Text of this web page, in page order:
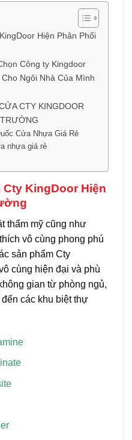
Hiện Phân Phối
Công ty Kingdoor
Ngôi Nhà Của Mình
CTY KINGDOOR
Cửa Nhựa Giá Rẻ
nhựa giá rẻ
Cty KingDoor Hiện
thẩm mỹ cũng như
vô cùng phong phú
sản phẩm Cty
cùng hiện đại và phù
gian từ phòng ngủ,
các khu biệt thự